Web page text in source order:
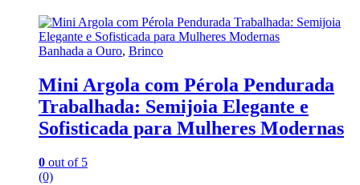
Banhada a Ouro, Brinco
Mini Argola com Pérola Pendurada
Trabalhada: Semijoia Elegante e
Sofisticada para Mulheres Modernas
0 out of 5
(0)